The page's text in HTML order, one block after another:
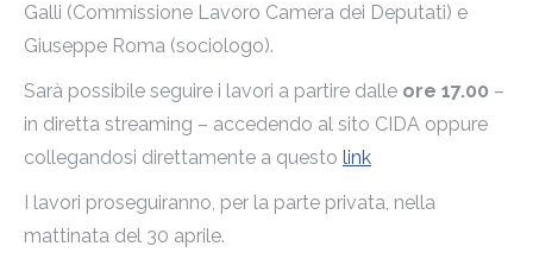
Galli (Commissione Lavoro Camera dei Deputati) e
Giuseppe Roma (sociologo).
Sarà possibile seguire i lavori a partire dalle ore 17.00 –
in diretta streaming – accedendo al sito CIDA oppure
collegandosi direttamente a questo link
I lavori proseguiranno, per la parte privata, nella
mattinata del 30 aprile.